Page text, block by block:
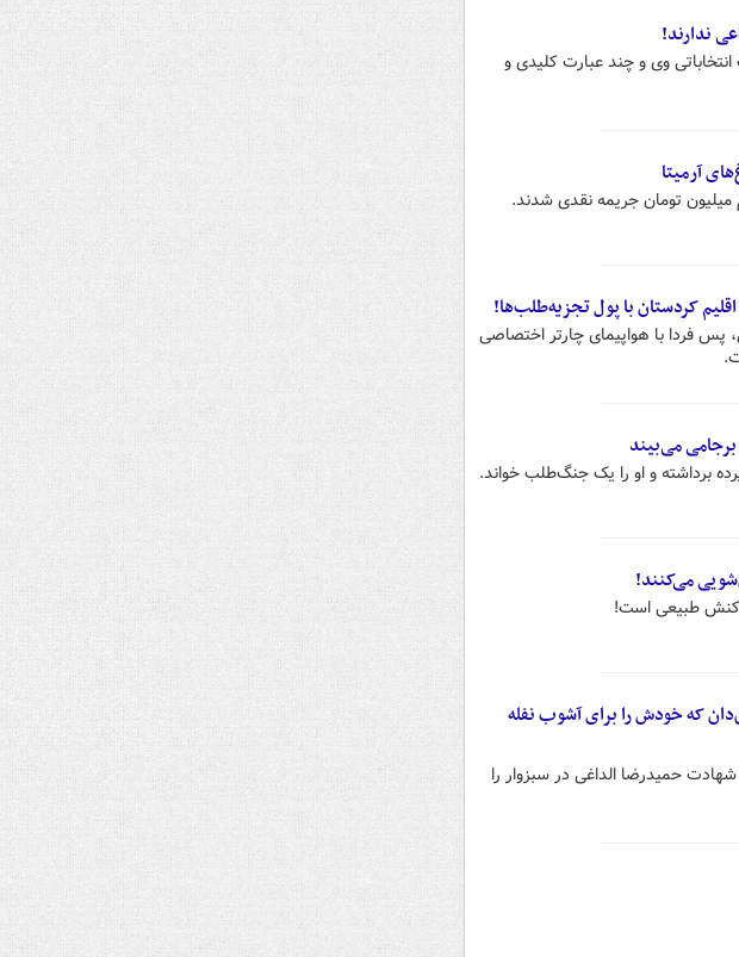
ندارند!
انتخاباتی وی و چند عبارت کلیدی و
آرمیتا
میلیون تومان جریمه نقدی شدند.
کردستان با پول تجزیه‌طلب‌ها!
پس فردا با هواپیمای چارتر اختصاصی
می‌بیند
برداشته و او را یک جنگ‌طلب خواند.
می‌کنند!
طبیعی است!
که خودش را برای آشوب نفله
حمیدرضا الداغی در سبزوار را